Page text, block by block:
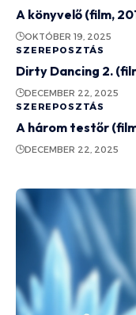
A könyvelő (film,
OKTÓBER 19, 2025
SZEREPOSZTÁS
Dirty Dancing 2.
DECEMBER 22, 2025
SZEREPOSZTÁS
A három testőr
DECEMBER 22, 2025